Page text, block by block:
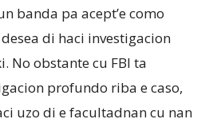
banda pa acept’e como
di haci investigacion
No obstante cu FBI ta
profundo riba e caso,
uzo di e facultadnan cu nan